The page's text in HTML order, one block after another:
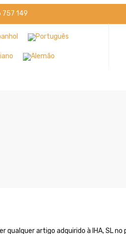
149
artigo adquirido à IHA, SL no